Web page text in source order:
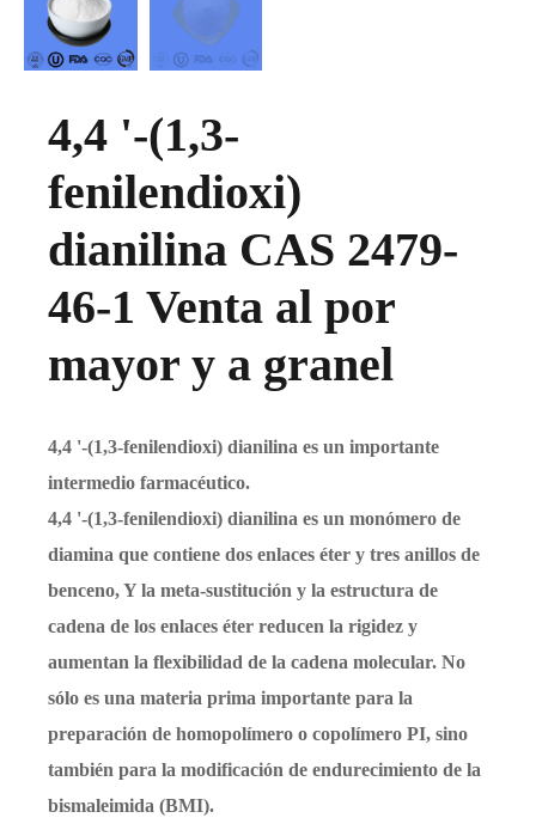
4,4 '-(1,3-
fenilendioxi)
dianilina CAS 2479-
46-1 Venta al por
mayor y a granel
4,4 '-(1,3-fenilendioxi) dianilina es un importante
intermedio farmacéutico.
4,4 '-(1,3-fenilendioxi) dianilina es un monómero de
diamina que contiene dos enlaces éter y tres anillos de
benceno, Y la meta-sustitución y la estructura de
cadena de los enlaces éter reducen la rigidez y
aumentan la flexibilidad de la cadena molecular. No
sólo es una materia prima importante para la
preparación de homopolímero o copolímero PI, sino
también para la modificación de endurecimiento de la
bismaleimida (BMI).